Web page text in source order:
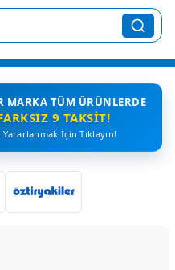
MARKA TÜM ÜRÜNLERDE
9 TAKSIT!
İçin Tıklayın!